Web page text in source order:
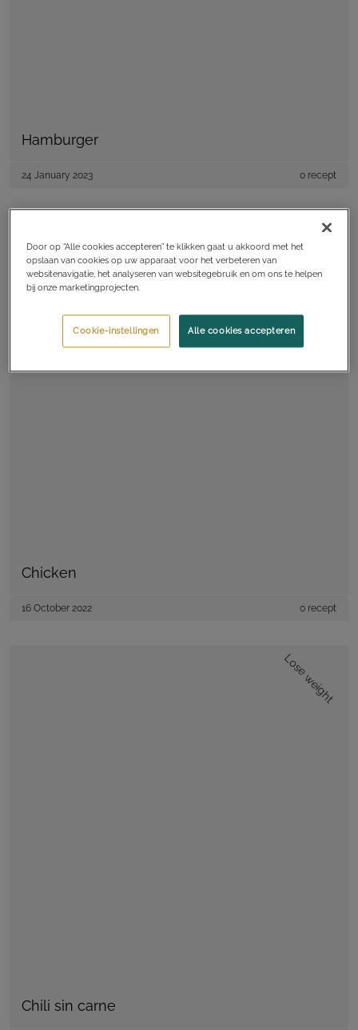
Hamburger
24 January 2023 0 recept
Lose weight
Chicken
16 October 2022 0 recept
Lose weight
Chili sin carne
Door op “Alle cookies accepteren” te klikken gaat u akkoord met het
opslaan van cookies op uw apparaat voor het verbeteren van
websitenavigatie, het analyseren van websitegebruik en om ons te helpen
bij onze marketingprojecten.
Alle cookies accepteren
Cookie-instellingen